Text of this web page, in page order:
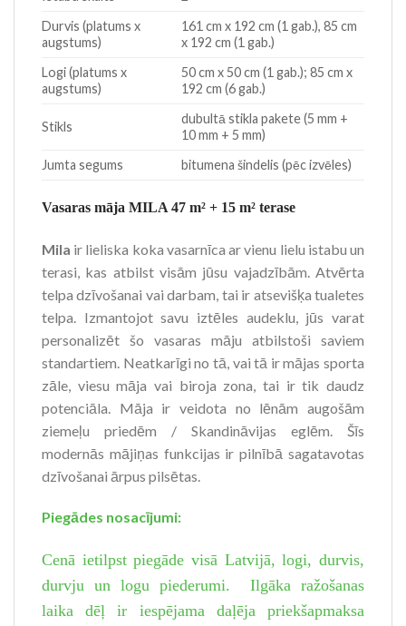
Durvis (platums x
augstums)
161 cm x 192 cm (1 gab.), 85 cm
x 192 cm (1 gab.)
Logi (platums x
augstums)
50 cm x 50 cm (1 gab.); 85 cm x
192 cm (6 gab.)
Stikls
dubultā stikla pakete (5 mm +
10 mm + 5 mm)
Jumta segums
bitumena šindelis (pēc izvēles)
Vasaras māja MILA 47 m² + 15 m² terase
Mila ir lieliska koka vasarnīca ar vienu lielu istabu un
terasi, kas atbilst visām jūsu vajadzībām. Atvērta
telpa dzīvošanai vai darbam, tai ir atsevišķa tualetes
telpa. Izmantojot savu iztēles audeklu, jūs varat
personalizēt šo vasaras māju atbilstoši saviem
standartiem. Neatkarīgi no tā, vai tā ir mājas sporta
zāle, viesu māja vai biroja zona, tai ir tik daudz
potenciāla. Māja ir veidota no lēnām augošām
ziemeļu priedēm / Skandināvijas eglēm. Šīs
modernās mājiņas funkcijas ir pilnībā sagatavotas
dzīvošanai ārpus pilsētas.
Piegādes nosacījumi:
Cenā ietilpst piegāde visā Latvijā, logi, durvis,
durvju un logu piederumi. Ilgāka ražošanas
laika dēļ ir iespējama daļēja priekšapmaksa